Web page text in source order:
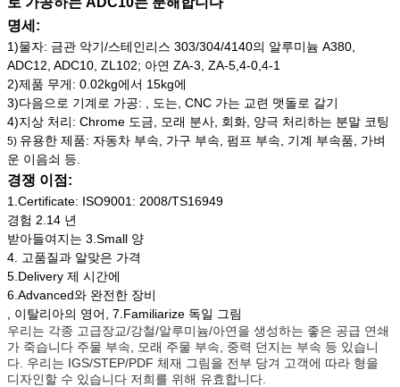
명세:
1)물자: 금관 악기/스테인리스 303/304/4140의 알루미늄 A380,
ADC12, ADC10, ZL102; 아연 ZA-3, ZA-5,4-0,4-1
2)제품 무게: 0.02kg에서 15kg에
3)다음으로 기계로 가공: , 도는, CNC 가는 교련 맷돌로 갈기
4)지상 처리: Chrome 도금, 모래 분사, 회화, 양극 처리하는 분말 코팅
5) 유용한 제품: 자동차 부속, 가구 부속, 펌프 부속, 기계 부속품, 가벼
운 이음쇠 등.
경쟁 이점:
1.Certificate: ISO9001: 2008/TS16949
경험 2.14 년
받아들여지는 3.Small 양
4. 고품질과 알맞은 가격
5.Delivery 제 시간에
6.Advanced와 완전한 장비
, 이탈리아의 영어, 7.Familiarize 독일 그림
우리는 각종 고급장교/강철/알루미늄/아연을 생성하는 좋은 공급 연쇄
가 죽습니다 주물 부속, 모래 주물 부속, 중력 던지는 부속 등 있습니
다. 우리는 IGS/STEP/PDF 체재 그림을 전부 당겨 고객에 따라 형을
디자인할 수 있습니다 저희를 위해 유효합니다.